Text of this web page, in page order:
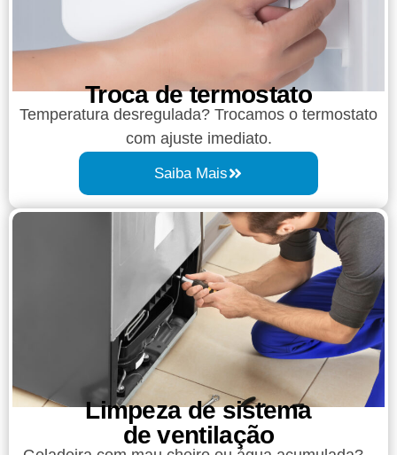
Troca de termostato
Temperatura desregulada? Trocamos o termostato
com ajuste imediato.
Saiba Mais
Limpeza de sistema
de ventilação